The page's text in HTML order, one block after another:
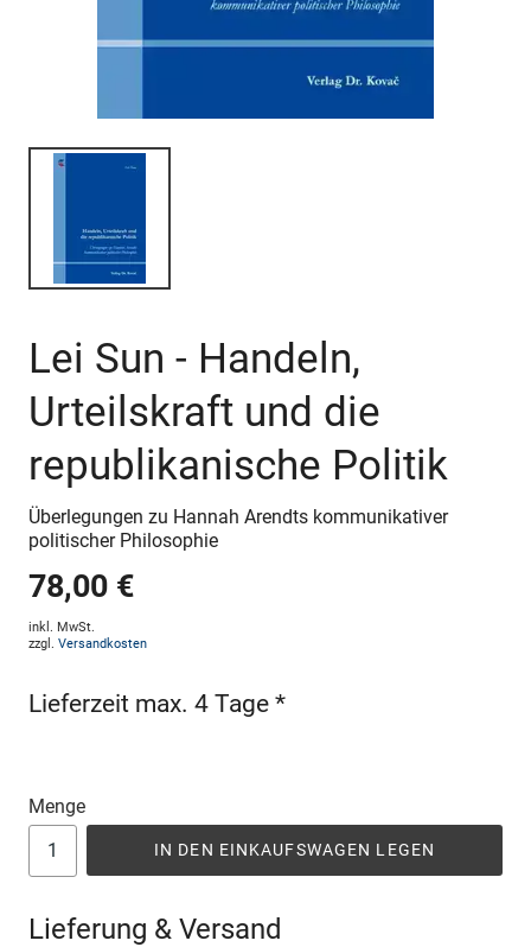
Lei Sun - Handeln,
Urteilskraft und die
republikanische Politik
Überlegungen zu Hannah Arendts kommunikativer
politischer Philosophie
78,00 €
inkl. MwSt.
zzgl. Versandkosten
Lieferzeit max. 4 Tage *
Menge
IN DEN EINKAUFSWAGEN LEGEN
Lieferung & Versand